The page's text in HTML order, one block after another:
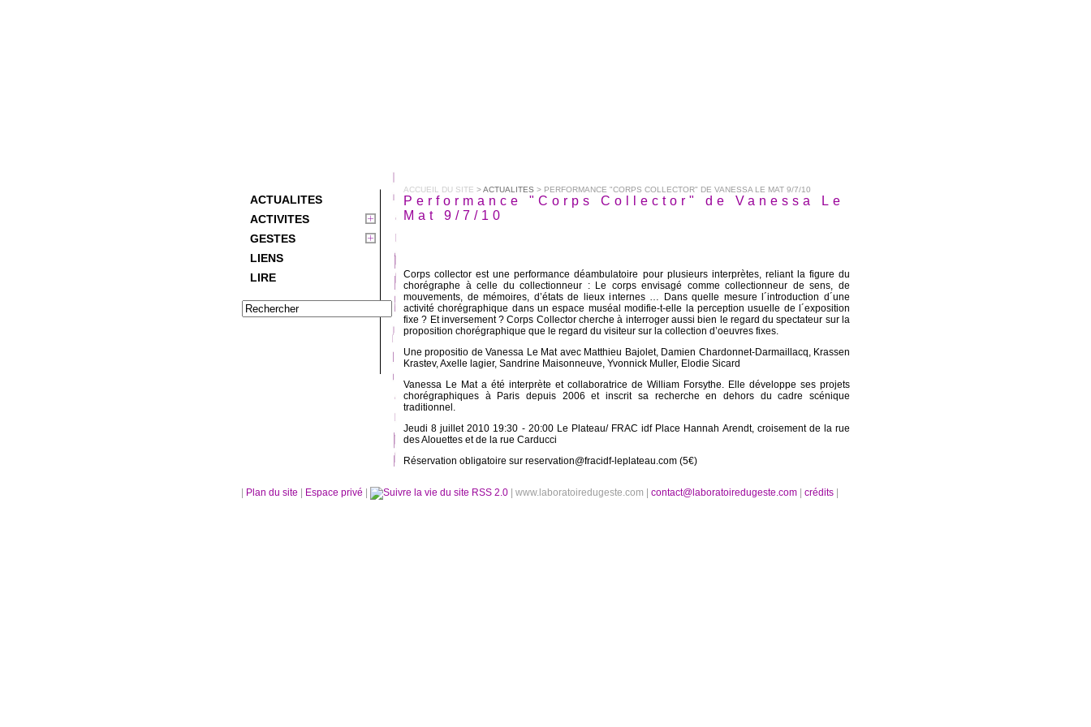
ACTUALITES
ACTIVITES
GESTES
LIENS
LIRE
ACCUEIL DU SITE >ACTUALITES > PERFORMANCE "CORPS COLLECTOR" DE VANESSA LE MAT 9/7/10
Performance "Corps Collector" de Vanessa Le
Mat 9/7/10
Corps collector est une performance déambulatoire pour plusieurs interprètes, reliant la figure du
chorégraphe à celle du collectionneur : Le corps envisagé comme collectionneur de sens, de
mouvements, de mémoires, d’états de lieux internes … Dans quelle mesure l´introduction d´une
activité chorégraphique dans un espace muséal modifie-t-elle la perception usuelle de l´exposition
fixe ? Et inversement ? Corps Collector cherche à interroger aussi bien le regard du spectateur sur la
proposition chorégraphique que le regard du visiteur sur la collection d’oeuvres fixes.
Une propositio de Vanessa Le Mat avec Matthieu Bajolet, Damien Chardonnet-Darmaillacq, Krassen
Krastev, Axelle lagier, Sandrine Maisonneuve, Yvonnick Muller, Elodie Sicard
Vanessa Le Mat a été interprète et collaboratrice de William Forsythe. Elle développe ses projets
chorégraphiques à Paris depuis 2006 et inscrit sa recherche en dehors du cadre scénique
traditionnel.
Jeudi 8 juillet 2010 19:30 - 20:00 Le Plateau/ FRAC idf Place Hannah Arendt, croisement de la rue
des Alouettes et de la rue Carducci
Réservation obligatoire sur reservation@fracidf-leplateau.com (5€)
Plan du site Espace privé RSS 2.0 | www.laboratoiredugeste.com | contact@laboratoiredugeste.com crédits